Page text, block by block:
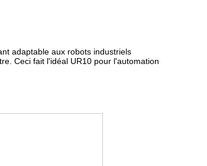
adaptable aux robots industriels
Ceci fait l'idéal UR10 pour l'automation